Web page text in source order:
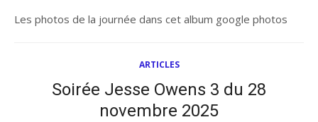
Les photos de la journée dans cet album google photos
ARTICLES
Soirée Jesse Owens 3 du 28
novembre 2025